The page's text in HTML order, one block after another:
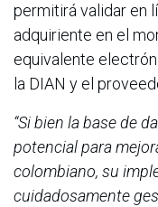
permitirá validar en
adquiriente en el
equivalente
la DIAN y el
“Si bien la base de
potencial para
colombiano, su
cuidadosamente